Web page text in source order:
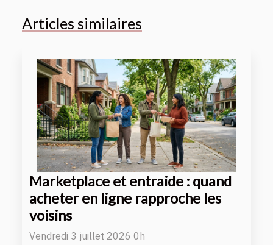
Articles similaires
Marketplace et entraide : quand
acheter en ligne rapproche les
voisins
Vendredi 3 juillet 2026 0h